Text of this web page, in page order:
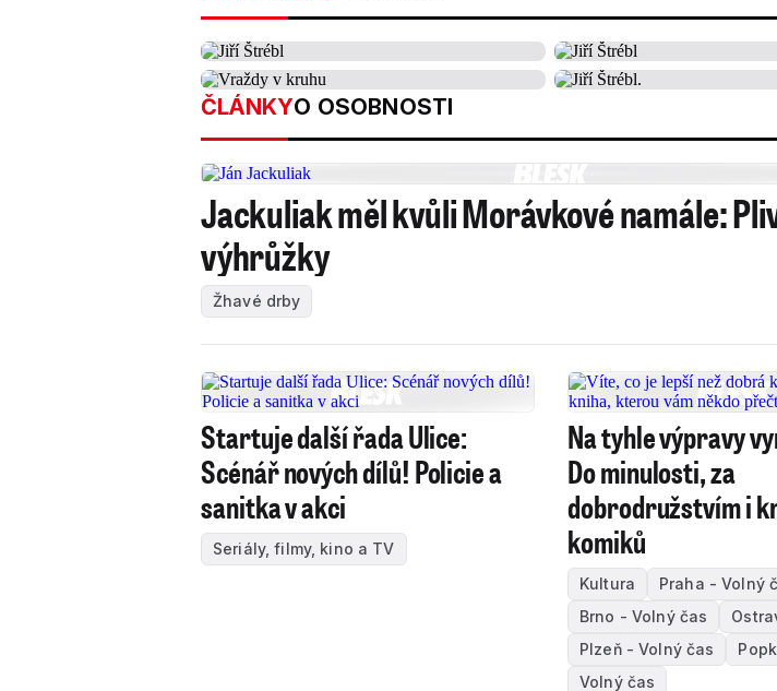
ČLÁNKYO OSOBNOSTI
Jackuliak měl kvůli Morávkové namále:
výhrůžky
Žhavé drby
Startuje další řada Ulice:
Scénář nových dílů! Policie a
sanitka v akci
Seriály, filmy, kino a TV
Na tyhle výpravy
Do minulosti, za
dobrodružstvím i
komiků
Kultura
Praha - Volný
Brno - Volný čas
Plzeň - Volný čas
Volný čas